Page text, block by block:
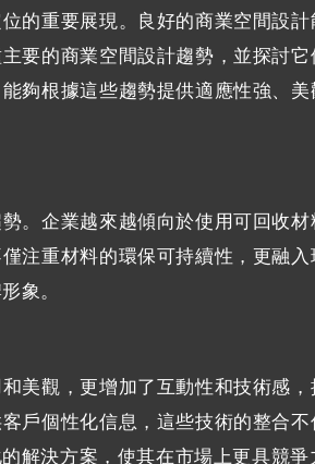
的重要展現。良好的商業空間設
要的商業空間設計趨勢，並探討它
夠根據這些趨勢提供適應性強、
。企業越來越傾向於使用可回收
注重材料的環保可持續性，更融
象。
美觀，更增加了互動性和技術感
戶個性化信息，這些技術的整合
解決方案，使其在市場上更具競爭